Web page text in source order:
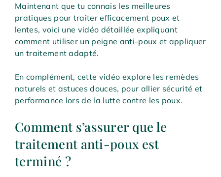
Maintenant que tu connais les meilleures
pratiques pour traiter efficacement poux et
lentes, voici une vidéo détaillée expliquant
comment utiliser un peigne anti-poux et appliquer
un traitement adapté.
En complément, cette vidéo explore les remèdes
naturels et astuces douces, pour allier sécurité et
performance lors de la lutte contre les poux.
Comment s’assurer que le
traitement anti-poux est
terminé ?